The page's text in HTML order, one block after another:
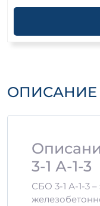
ОПИСАНИЕ
3-1 А-1-3
СБО 3-1 А-1-3